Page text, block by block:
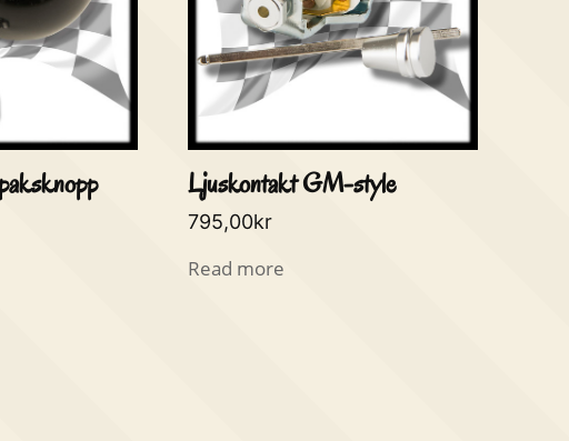
Ljuskontakt GM-style
795,00kr
Read more